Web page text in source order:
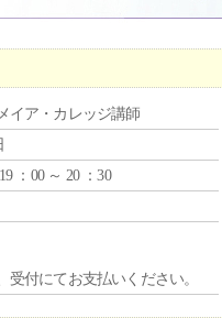
イア・カレッジ講師
：00 ～ 20 ：30
受付にてお支払いください。